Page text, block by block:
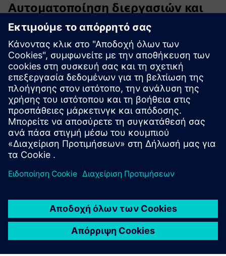
Αυτοματοποίηση διεργασιών και
βελτιστοποίηση παραμέτρων
Επιταχύνετε τη διαδικασία ανάπτυξης εκτελέσιμων digital
twin αυτοματοποιώντας ροές εργασίας συγγραφής,
εξερευνώντας αποτελεσματικά τον χώρο σχεδιασμού και
διευκολύνοντας την ανακάλυψη βελτιστοποιημένων
λύσεων. ΠΡΟΣΈΧΕΙείναι ο ιδανικός σύντροφος για να
επιτρέψει μια γρήγορη διαδικασία λήψης αποφάσεων και
μια ολιστική προσέγγιση στη βελτιστοποίηση που
λαμβάνει υπόψη τις αλληλεπιδράσεις μεταξύ
διαφορετικών τομέων.